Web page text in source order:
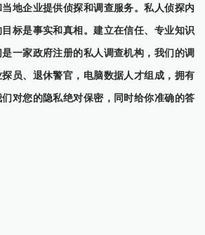
地企业提供侦探和调查服务。私人侦探内
标是事实和真相。建立在信任、专业知识
一家政府注册的私人调查机构，我们的调
员、退休警官，电脑数据人才组成，拥有
对您的隐私绝对保密，同时给你准确的答